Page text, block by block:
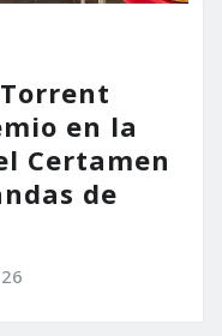
en la
Certamen
de